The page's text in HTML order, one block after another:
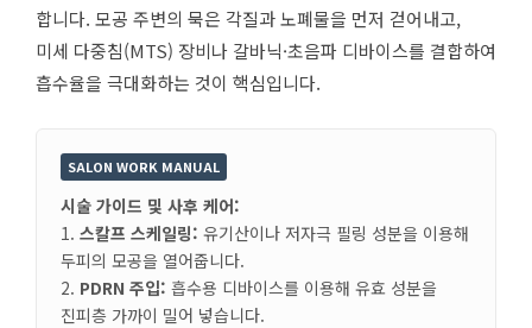
합니다. 모공 주변의 묵은 각질과 노폐물을 먼저 걷어내고,
미세 다중침(MTS) 장비나 갈바닉·초음파 디바이스를 결합하여
흡수율을 극대화하는 것이 핵심입니다.
SALON WORK MANUAL
시술 가이드 및 사후 케어:
1. 스칼프 스케일링: 유기산이나 저자극 필링 성분을 이용해
두피의 모공을 열어줍니다.
2. PDRN 주입: 흡수용 디바이스를 이용해 유효 성분을
진피층 가까이 밀어 넣습니다.